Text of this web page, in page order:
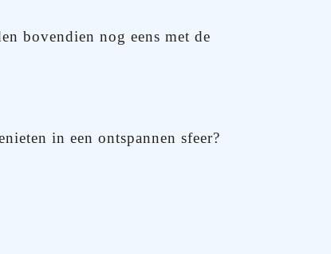
bovendien nog eens met de
in een ontspannen sfeer?